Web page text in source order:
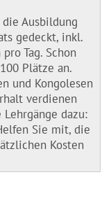
Ausbildung
gedeckt, inkl.
Tag. Schon
Plätze an.
und Kongolesen
verdienen
dazu:
Sie mit, die
Kosten